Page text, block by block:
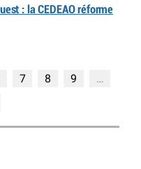
: la CEDEAO réforme
7 8 9
…